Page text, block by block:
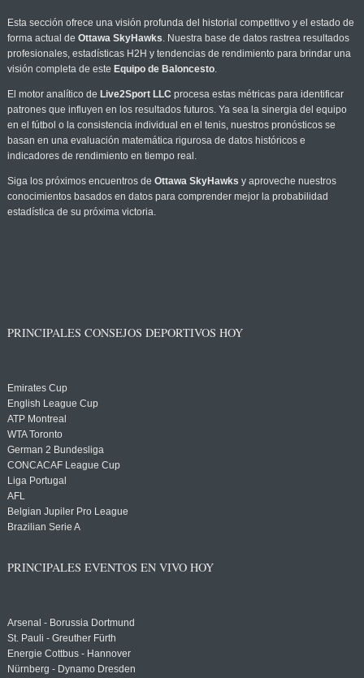
Esta sección ofrece una visión profunda del historial competitivo y el estado de
forma actual de Ottawa SkyHawks. Nuestra base de datos rastrea resultados
profesionales, estadísticas H2H y tendencias de rendimiento para brindar una
visión completa de este Equipo de Baloncesto.
El motor analítico de Live2Sport LLC procesa estas métricas para identificar
patrones que influyen en los resultados futuros. Ya sea la sinergia del equipo
en el fútbol o la consistencia individual en el tenis, nuestros pronósticos se
basan en una evaluación matemática rigurosa de datos históricos e
indicadores de rendimiento en tiempo real.
Siga los próximos encuentros de Ottawa SkyHawks y aproveche nuestros
conocimientos basados en datos para comprender mejor la probabilidad
estadística de su próxima victoria.
PRINCIPALES CONSEJOS DEPORTIVOS HOY
Emirates Cup
English League Cup
ATP Montreal
WTA Toronto
German 2 Bundesliga
CONCACAF League Cup
Liga Portugal
AFL
Belgian Jupiler Pro League
Brazilian Serie A
PRINCIPALES EVENTOS EN VIVO HOY
Arsenal - Borussia Dortmund
St. Pauli - Greuther Fürth
Energie Cottbus - Hannover
Nürnberg - Dynamo Dresden